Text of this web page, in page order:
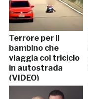
Terrore per il
bambino che
viaggia col triciclo
in autostrada
(VIDEO)